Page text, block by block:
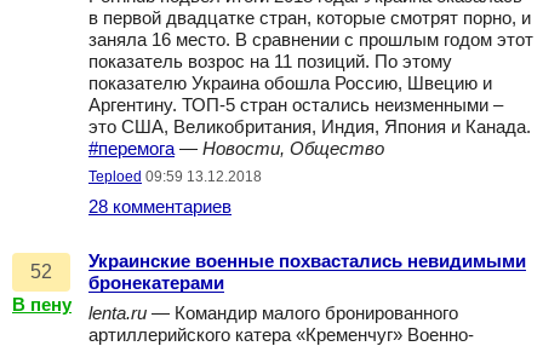
в первой двадцатке стран, которые смотрят порно, и
заняла 16 место. В сравнении с прошлым годом этот
показатель возрос на 11 позиций. По этому
показателю Украина обошла Россию, Швецию и
Аргентину. ТОП-5 стран остались неизменными –
это США, Великобритания, Индия, Япония и Канада.
#перемога — Новости, Общество
Teploed 09:59 13.12.2018
28 комментариев
52
В пену
Украинские военные похвастались невидимыми
бронекатерами
lenta.ru — Командир малого бронированного
артиллерийского катера «Кременчуг» Военно-